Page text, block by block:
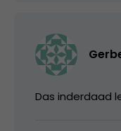
Das inderdaad